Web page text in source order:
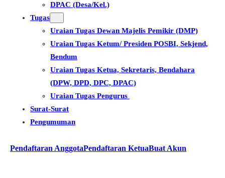
DPAC (Desa/Kel.)
Tugas
Uraian Tugas Dewan Majelis Pemikir (DMP)
Uraian Tugas Ketum/ Presiden POSBI, Sekjend,
Bendum
Uraian Tugas Ketua, Sekretaris, Bendahara
(DPW, DPD, DPC, DPAC)
Uraian Tugas Pengurus
Surat-Surat
Pengumuman
Pendaftaran AnggotaPendaftaran KetuaBuat Akun